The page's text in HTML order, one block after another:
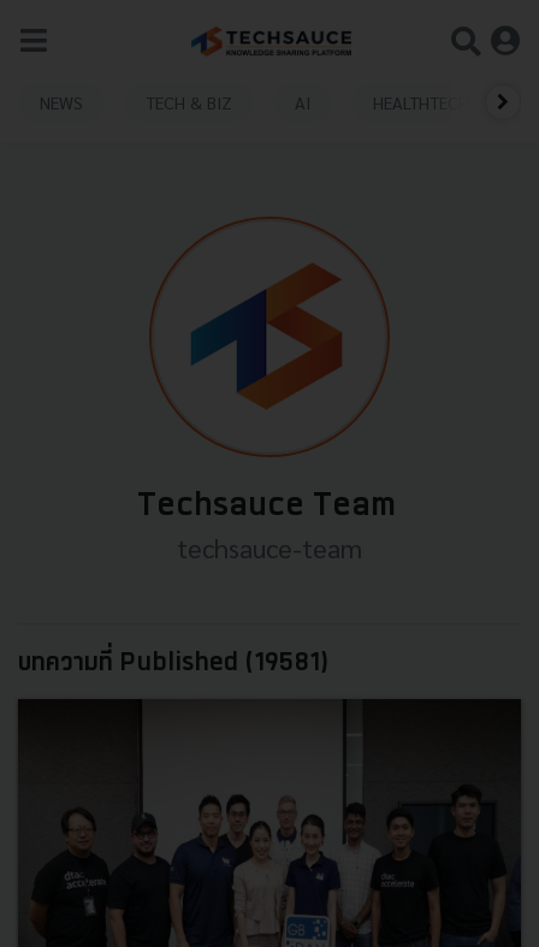
NEWS TECH & BIZ AI HEALTHTECH
Techsauce Team
techsauce-team
บทความที่ Published (19581)